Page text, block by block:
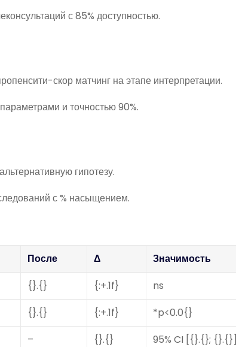
с 85% доступностью.
скор матчинг на этапе интерпретации.
и точностью 90%.
гипотезу.
с % насыщением.
После Δ
Значимость
{}.{} {:+.1f}
ns
{}.{} {:+.1f}
*p<0.0{}
– {}.{} 95% CI [{}.{}; {}.{}]